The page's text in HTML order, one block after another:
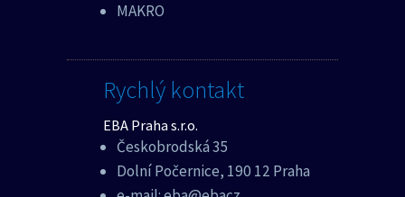
MAKRO
Rychlý kontakt
EBA Praha s.r.o.
Českobrodská 35
Dolní Počernice, 190 12 Praha